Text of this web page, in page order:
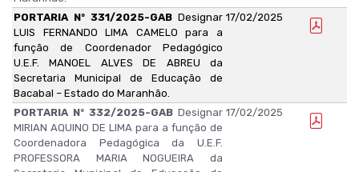
PORTARIA Nº 331/2025-GAB Designar
LUIS FERNANDO LIMA CAMELO para a
função de Coordenador Pedagógico
U.E.F. MANOEL ALVES DE ABREU da
Secretaria Municipal de Educação de
Bacabal – Estado do Maranhão.
17/02/2025
PORTARIA Nº 332/2025-GAB Designar
MIRIAN AQUINO DE LIMA para a função de
Coordenadora Pedagógica da U.E.F.
PROFESSORA MARIA NOGUEIRA da
17/02/2025